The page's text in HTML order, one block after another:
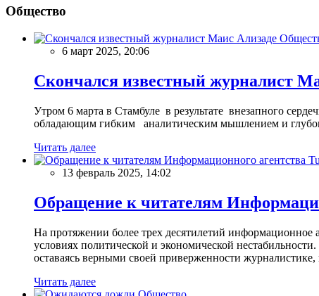
Общество
6 март 2025, 20:06
Скончался известный журналист
Утром 6 марта в Стамбуле в результате внезапного
обладающим гибким аналитическим мышлением и
Читать далее
13 февраль 2025, 14:02
Обращение к читателям
На протяжении более трех десятилетий
условиях политической и экономической
оставаясь верными своей приверженности
Читать далее